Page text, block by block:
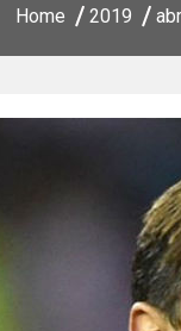
Home 2019